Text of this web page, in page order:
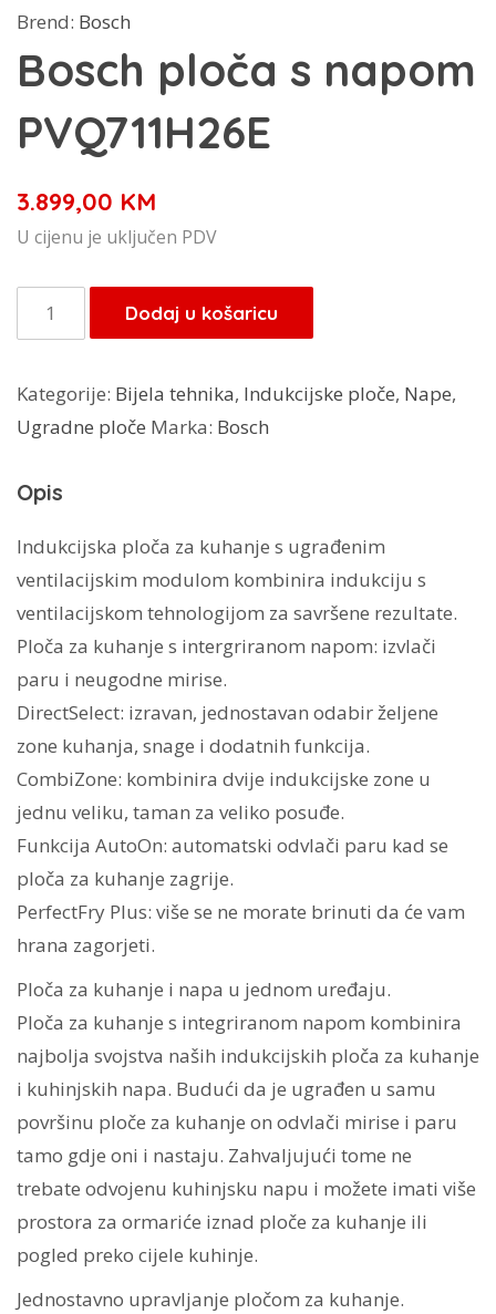
Brend: Bosch
Bosch ploča s napom
PVQ711H26E
3.899,00 KM
U cijenu je uključen PDV
Bosch
ploča
napom
PVQ711H26E
Dodaj u košaricu
Kategorije: Bijela tehnika, Indukcijske ploče, Nape,
Ugradne ploče Marka: Bosch
Opis
Indukcijska ploča za kuhanje s ugrađenim
ventilacijskim modulom kombinira indukciju s
ventilacijskom tehnologijom za savršene rezultate.
Ploča za kuhanje s intergriranom napom: izvlači
paru i neugodne mirise.
DirectSelect: izravan, jednostavan odabir željene
zone kuhanja, snage i dodatnih funkcija.
CombiZone: kombinira dvije indukcijske zone u
jednu veliku, taman za veliko posuđe.
Funkcija AutoOn: automatski odvlači paru kad se
ploča za kuhanje zagrije.
PerfectFry Plus: više se ne morate brinuti da će vam
hrana zagorjeti.
Ploča za kuhanje i napa u jednom uređaju.
Ploča za kuhanje s integriranom napom kombinira
najbolja svojstva naših indukcijskih ploča za kuhanje
i kuhinjskih napa. Budući da je ugrađen u samu
površinu ploče za kuhanje on odvlači mirise i paru
tamo gdje oni i nastaju. Zahvaljujući tome ne
trebate odvojenu kuhinjsku napu i možete imati više
prostora za ormariće iznad ploče za kuhanje ili
pogled preko cijele kuhinje.
Jednostavno upravljanje pločom za kuhanje.